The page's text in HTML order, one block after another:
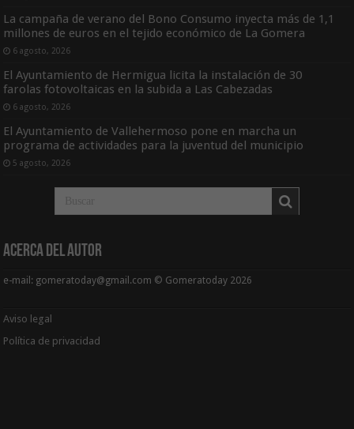
La campaña de verano del Bono Consumo inyecta más de 1,1
millones de euros en el tejido económico de La Gomera
6 agosto, 2026
El Ayuntamiento de Hermigua licita la instalación de 30
farolas fotovoltaicas en la subida a Las Cabezadas
6 agosto, 2026
El Ayuntamiento de Vallehermoso pone en marcha un
programa de actividades para la juventud del municipio
5 agosto, 2026
Acerca del Autor
e-mail: gomeratoday@gmail.com © Gomeratoday 2026
Aviso legal
Política de privacidad